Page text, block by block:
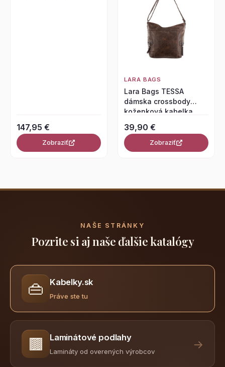
147,95 €
Zobraziť
LARA BAGS
Lara Bags TESSA
dámska crossbody
koženková kabelka
39,90 €
Zobraziť
NAŠE STRÁNKY
Pozrite si aj naše ďalšie katalógy
👜 Kabelky.sk
Práve ste tu
🟫 Laminátové podlahy
Lamináty od overených výrobcov
→